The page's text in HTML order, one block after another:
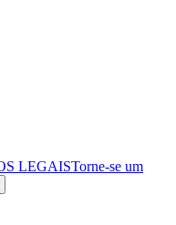
LEGAISTorne-se um